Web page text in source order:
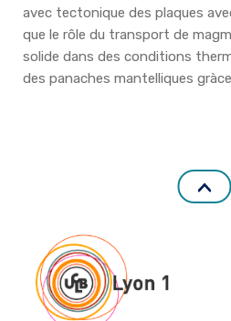
avec tectonique des plaques
que le rôle du transport de
solide dans des conditions
des panaches mantelliques